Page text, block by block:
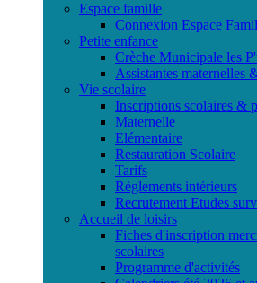
Espace famille
Connexion Espace
Petite enfance
Crèche Municipale les
Assistantes maternelles
Vie scolaire
Inscriptions scolaires &
Maternelle
Elémentaire
Restauration Scolaire
Tarifs
Règlements intérieurs
Recrutement Etudes
Accueil de loisirs
Fiches d'inscription
scolaires
Programme d'activités